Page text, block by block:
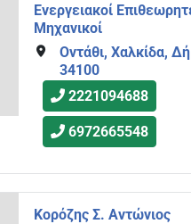
Ενεργειακοί
Μηχανικοί
Οντάθι, Χαλκίδα,
34100
2221094688
6972665548
Κορόζης Σ. Αντώνιος